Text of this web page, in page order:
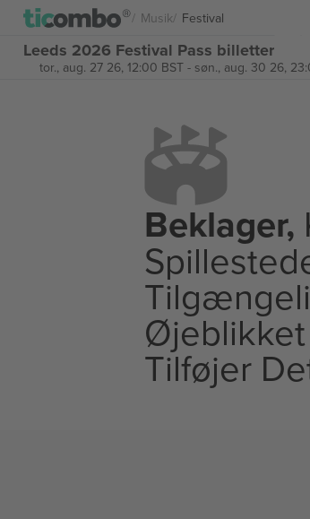
Musik Festival
Leeds 2026 Festival Pass billetter
tor., aug. 27 26, 12:00 BST- søn., aug. 30 26,
Beklager,
Tilføjer